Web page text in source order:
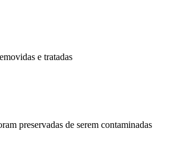
e tratadas
preservadas de serem contaminadas